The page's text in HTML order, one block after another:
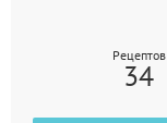
Рецептов
34